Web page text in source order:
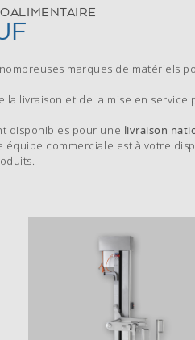
marques de matériels
la livraison et de la mise en
disponibles pour une livraison
équipe commerciale est à votre